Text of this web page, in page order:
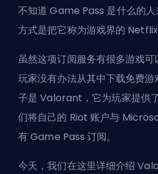
不知道 Game Pass 是什么的
方式是把它称为游戏界的 Netflix
虽然这项订阅服务有很多游戏
玩家没有办法从其中下载免费
子是 Valorant，它为玩家提供
们将自己的 Riot 账户与
有 Game Pass 订阅。
今天，我们在这里详细介绍